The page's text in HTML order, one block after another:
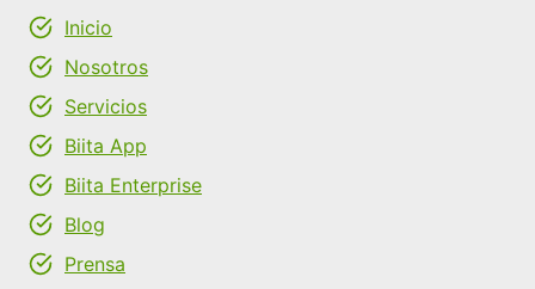
Inicio
Nosotros
Servicios
Biita App
Biita Enterprise
Blog
Prensa